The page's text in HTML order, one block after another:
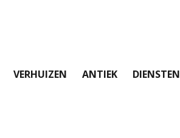
VERHUIZEN ANTIEK DIENSTEN